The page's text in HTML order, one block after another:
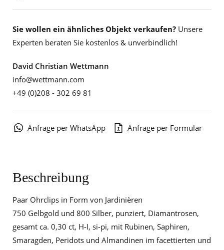
Sie wollen ein ähnliches Objekt verkaufen? Unsere
Experten beraten Sie kostenlos & unverbindlich!
David Christian Wettmann
info@wettmann.com
+49 (0)208 - 302 69 81
Anfrage per WhatsApp Anfrage per Formular
Beschreibung
Paar Ohrclips in Form von Jardinièren
750 Gelbgold und 800 Silber, punziert, Diamantrosen,
gesamt ca. 0,30 ct, H-I, si-pi, mit Rubinen, Saphiren,
Smaragden, Peridots und Almandinen im facettierten und